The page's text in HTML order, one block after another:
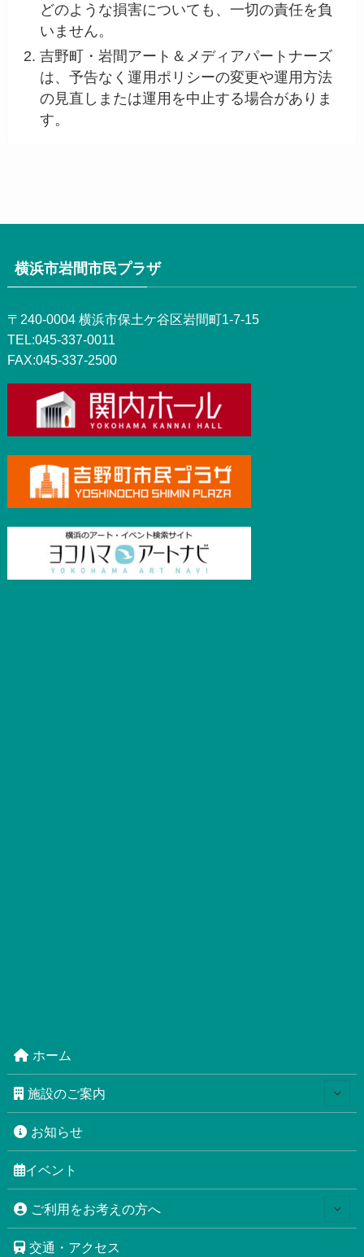
どのような損害についても、一切の責任を負
いません。
吉野町・岩間アート＆メディアパートナーズ
は、予告なく運用ポリシーの変更や運用方法
の見直しまたは運用を中止する場合がありま
す。
横浜市岩間市民プラザ
〒240-0004 横浜市保土ケ谷区岩間町1-7-15
TEL:045-337-0011
FAX:045-337-2500
ホーム
施設のご案内
お知らせ
イベント
ご利用をお考えの方へ
交通・アクセス